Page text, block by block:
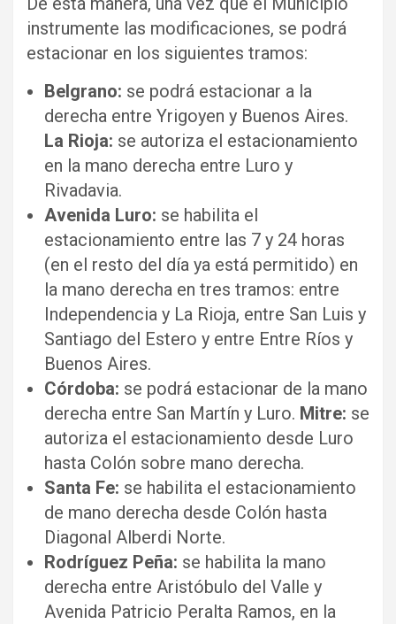
instrumente las modificaciones, se podrá
estacionar en los siguientes tramos:
Belgrano: se podrá estacionar a la
derecha entre Yrigoyen y Buenos Aires.
La Rioja: se autoriza el estacionamiento
en la mano derecha entre Luro y
Rivadavia.
Avenida Luro: se habilita el
estacionamiento entre las 7 y 24 horas
(en el resto del día ya está permitido) en
la mano derecha en tres tramos: entre
Independencia y La Rioja, entre San Luis y
Santiago del Estero y entre Entre Ríos y
Buenos Aires.
Córdoba: se podrá estacionar de la mano
derecha entre San Martín y Luro. Mitre: se
autoriza el estacionamiento desde Luro
hasta Colón sobre mano derecha.
Santa Fe: se habilita el estacionamiento
de mano derecha desde Colón hasta
Diagonal Alberdi Norte.
Rodríguez Peña: se habilita la mano
derecha entre Aristóbulo del Valle y
Avenida Patricio Peralta Ramos, en la